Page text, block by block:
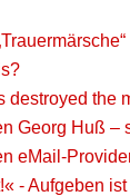
destroyed the
Georg Huß
eMail-
- Aufgeben